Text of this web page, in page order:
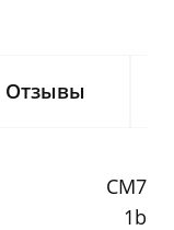
Отзывы
CM7
1b